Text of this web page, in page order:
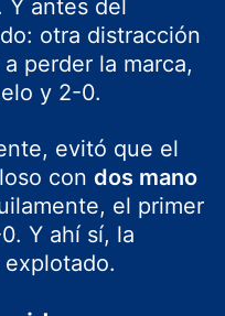
Y antes del
otra distracción
perder la marca,
y 2-0.
evitó que el
con dos mano
el primer
Y ahí sí, la